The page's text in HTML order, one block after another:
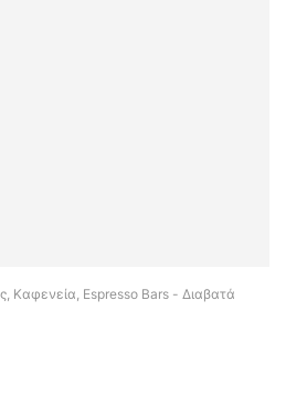
Καφενεία, Espresso Bars - Διαβατά